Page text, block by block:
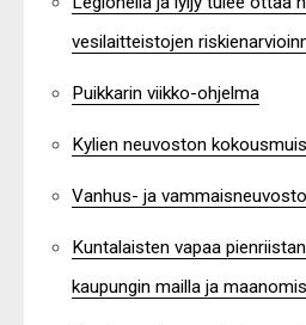
vesilaitteistojen
Puikkarin viikko-ohjelma
Kylien neuvoston
Vanhus- ja
Kuntalaisten vapaa
kaupungin mailla ja